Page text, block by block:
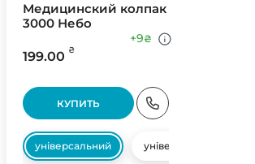
Медицинский колпак
3000 Небо
199.00 ₴
+9₴
КУПИТЬ
універсальний універсальний